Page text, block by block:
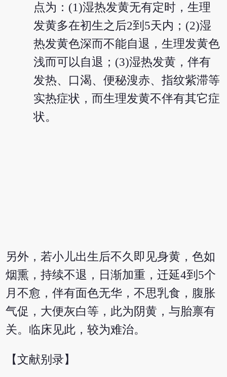
点为：(1)湿热发黄无有定时，生理
发黄多在初生之后2到5天内；(2)湿
热发黄色深而不能自退，生理发黄色
浅而可以自退；(3)湿热发黄，伴有
发热、口渴、便秘溲赤、指纹紫滞等
实热症状，而生理发黄不伴有其它症
状。
另外，若小儿出生后不久即见身黄，色如
烟熏，持续不退，日渐加重，迁延4到5个
月不愈，伴有面色无华，不思乳食，腹胀
气促，大便灰白等，此为阴黄，与胎禀有
关。临床见此，较为难治。
【文献别录】